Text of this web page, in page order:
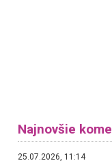
Najnovšie
25.07.2026, 11:14